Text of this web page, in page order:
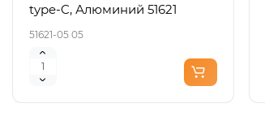
type-C, Алюминий 51621
51621-05 05